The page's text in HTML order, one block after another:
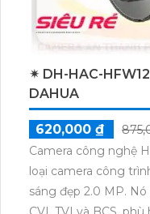
✴ DH-HAC-
DAHUA
620,000 ₫
Camera công nghệ
loại camera công
sáng đẹp 2.0 MP.